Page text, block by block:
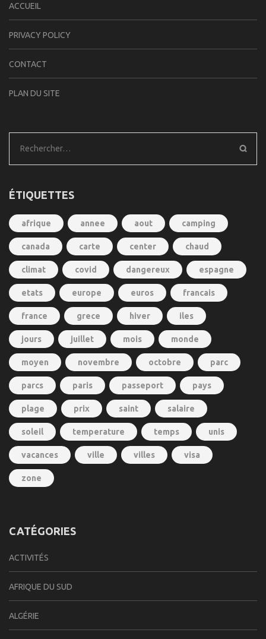
ACCUEIL
PRIVACY POLICY
CONTACT
PLAN DU SITE
Rechercher :
ÉTIQUETTES
afrique annee aout camping
canada carte center chaud
climat covid dangereux espagne
etats europe euros francais
france grece hiver iles
jours juillet mois monde
moyen novembre octobre parc
parcs paris passeport pays
plage prix saint salaire
soleil temperature temps unis
vacances ville villes visa
zone
CATÉGORIES
ACTIVITÉS
AFRIQUE DU SUD
ALGÉRIE